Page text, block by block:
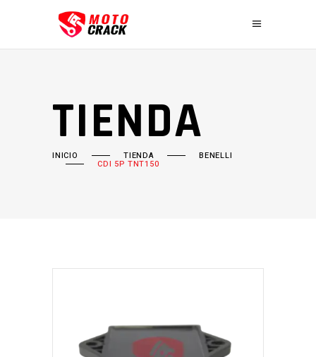
TIENDA
INICIO TIENDA BENELLI
CDI 5P TNT150